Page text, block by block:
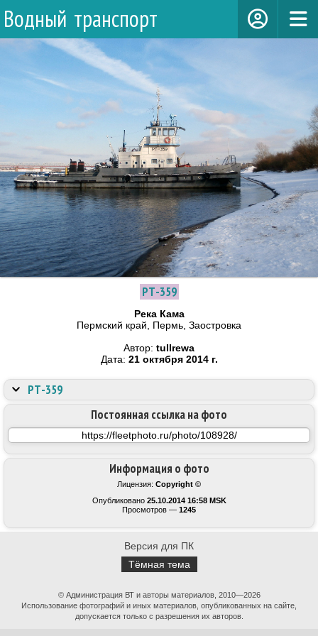
Водный транспорт
РТ-359
Река Кама
Пермский край, Пермь, Заостровка
Автор: tullrewa
Дата: 21 октября 2014 г.
Информация о фото
Лицензия: Copyright ©
Опубликовано 25.10.2014 16:58 MSK
Просмотров — 1245
Постоянная ссылка на фото
РТ-359
Версия для ПК
Тёмная тема
© Администрация ВТ и авторы материалов, 2010—2026
Использование фотографий и иных материалов, опубликованных на сайте,
допускается только с разрешения их авторов.